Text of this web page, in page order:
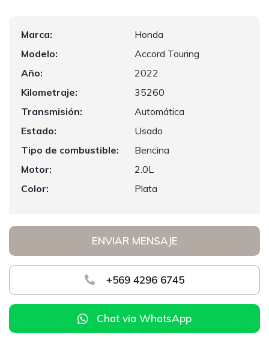
Marca:
Honda
Modelo:
Accord Touring
Año:
2022
Kilometraje:
35260
Transmisión:
Automática
Estado:
Usado
Tipo de combustible:
Bencina
Motor:
2.0L
Color:
Plata
ENVIAR MENSAJE
+569 4296 6745
Chat via WhatsApp